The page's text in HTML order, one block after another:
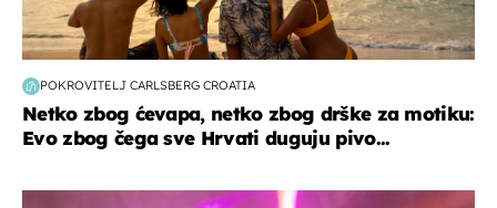
POKROVITELJ CARLSBERG CROATIA
Netko zbog ćevapa, netko zbog drške za motiku:
Evo zbog čega sve Hrvati duguju pivo...